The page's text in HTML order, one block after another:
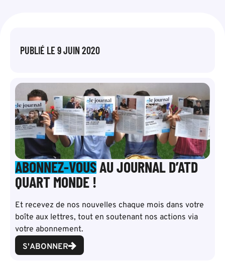
PUBLIÉ LE 9 JUIN 2020
ABONNEZ-VOUSAU JOURNAL D’ATD
QUART MONDE !
Et recevez de nos nouvelles chaque mois dans votre
boîte aux lettres, tout en soutenant nos actions via
votre abonnement.
S'ABONNER